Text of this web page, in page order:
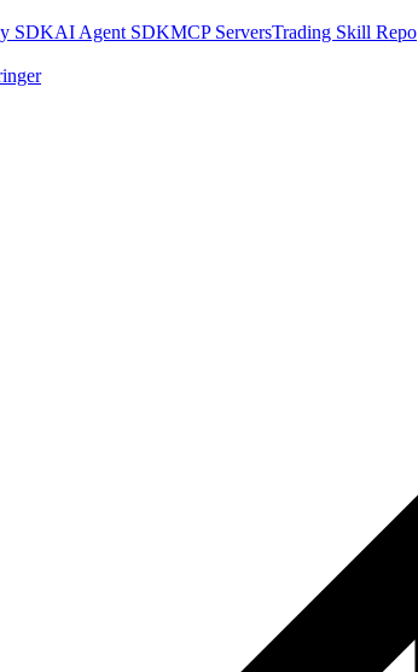
SDKAI Agent SDKMCP ServersTrading Skill Repo